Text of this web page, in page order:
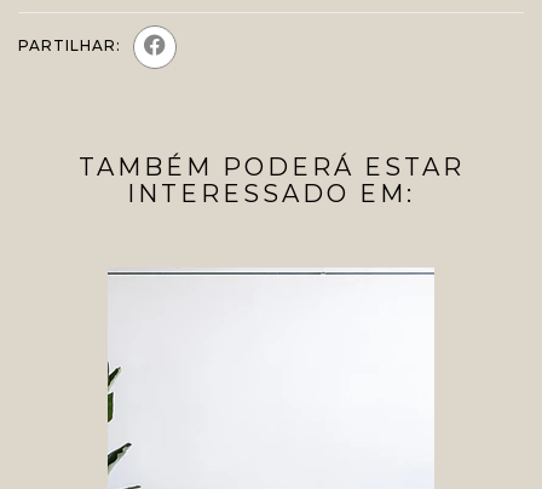
PARTILHAR:
TAMBÉM PODERÁ ESTAR
INTERESSADO EM: